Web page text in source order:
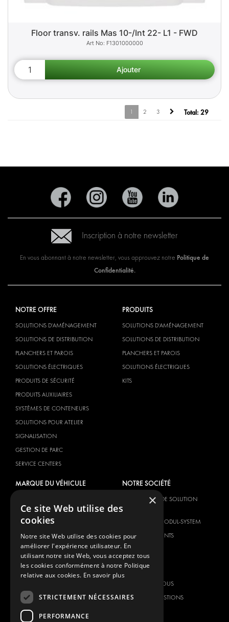
Floor transv. rails Mas 10-/Int 22- L1 - FWD
F1301000000
1 2 3 Total: 29
Inscription à notre newsletter
En vous abonnant à notre newsletter, vous approuvez notre Politique de
Confidentialité.
NOTRE OFFRE
SOLUTIONS D'AMÉNAGEMENT
SOLUTIONS DE DISTRIBUTION
PLANCHERS ET PAROIS
SOLUTIONS ÉLECTRIQUES
PRODUITS DE SÉCURITÉ
PRODUITS AUXILIAIRES
SYSTÈMES DE CONTENEURS
SOLUTIONS POUR ATELIER
SIGNALISATION
GESTION DE PARC
SERVICE CENTERS
PRODUITS
SOLUTIONS D'AMÉNAGEMENT
SOLUTIONS DE DISTRIBUTION
PLANCHERS ET PAROIS
SOLUTIONS ÉLECTRIQUES
KITS
MARQUE DU VÉHICULE
DACIA
FORD
HYUNDAI
IVECO
MAXUS
MERCEDES
NOTRE SOCIÉTÉ
FOURNISSEUR DE SOLUTION
GLOBALE
À PROPOS DE MODUL-SYSTEM
TÉLÉCHARGEMENTS
NOUVELLES
CONTACT
CONTACTEZ-NOUS
FOIRE AUX QUESTIONS
×
Ce site Web utilise des
cookies
Notre site Web utilise des cookies pour
améliorer l'expérience utilisateur. En
utilisant notre site Web, vous acceptez tous
les cookies conformément à notre Politique
relative aux cookies. En savoir plus
STRICTEMENT NÉCESSAIRES
PERFORMANCE